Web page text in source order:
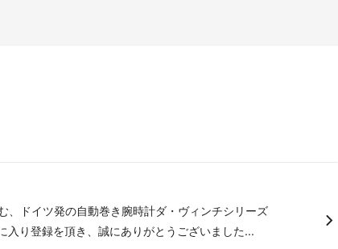
、ドイツ発の自動巻き腕時計ダ・ヴィンチシリーズ
入り登録を頂き、誠にありがとうございました...